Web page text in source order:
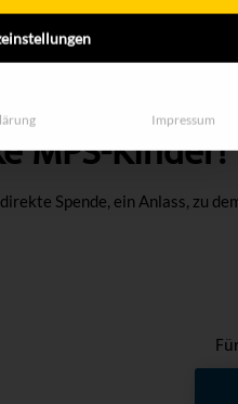
MPS-Kinder!
Spende, ein Anlass, zu
Impressum